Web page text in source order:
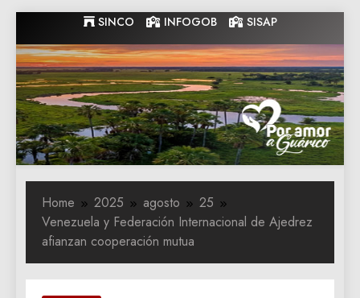
to
content
SINCO INFOGOB SISAP
Gobernacion
de Guarico
Gobernacion de Guarico
Home 2025 agosto
25
Venezuela y Federación Internacional de Ajedrez
afianzan cooperación mutua